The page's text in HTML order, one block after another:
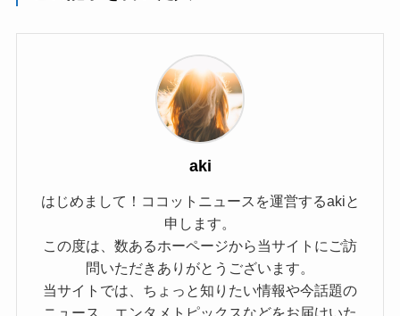
aki
はじめまして！ココットニュースを運営するakiと
申します。
この度は、数あるホーページから当サイトにご訪
問いただきありがとうございます。
当サイトでは、ちょっと知りたい情報や今話題の
ニュース、エンタメトピックスなどをお届けいた